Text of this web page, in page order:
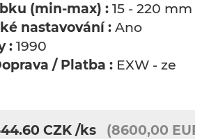
(min-max) : 15 - 220 mm
nastavování : Ano
: 1990
/ Platba : EXW - ze
CZK /ks (8600,00 EUR)